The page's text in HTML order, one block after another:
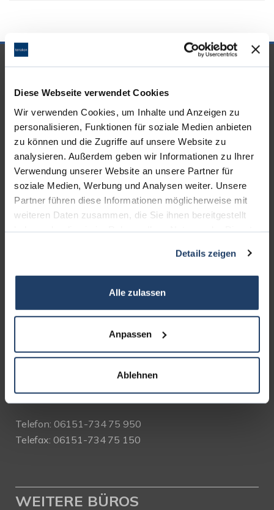
Diese Webseite verwendet Cookies
Wir verwenden Cookies, um Inhalte und Anzeigen zu
personalisieren, Funktionen für soziale Medien anbieten
zu können und die Zugriffe auf unsere Website zu
analysieren. Außerdem geben wir Informationen zu Ihrer
Verwendung unserer Website an unsere Partner für
soziale Medien, Werbung und Analysen weiter. Unsere
Partner führen diese Informationen möglicherweise mit
weiteren Daten zusammen, die Sie ihnen bereitgestellt
Details zeigen
Alle zulassen
Anpassen
Ablehnen
UNSERE PARTNER &
AUSZEICHNUNGEN
terrakon Immobilienberatung
Bad Nauheimer Straße 4
Bürozeiten:
Mo. - Fr. 9.00 - 18.00 Uhr
Sa. + So. nach Vereinbarung
Telefon: 06151-734 75 950
Telefax: 06151-734 75 150
WEITERE BÜROS